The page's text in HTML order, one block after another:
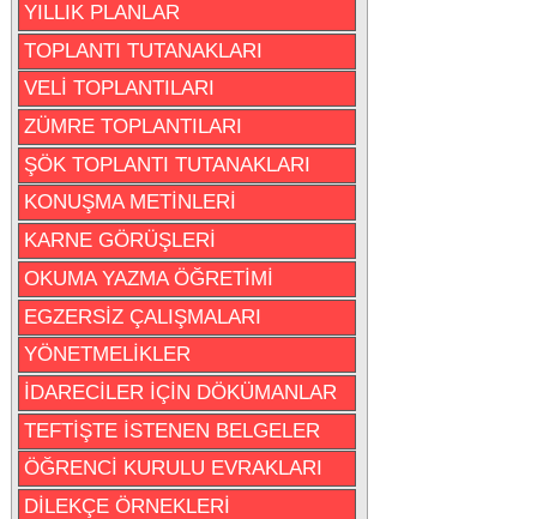
YILLIK PLANLAR
TOPLANTI TUTANAKLARI
VELİ TOPLANTILARI
ZÜMRE TOPLANTILARI
ŞÖK TOPLANTI TUTANAKLARI
KONUŞMA METİNLERİ
KARNE GÖRÜŞLERİ
OKUMA YAZMA ÖĞRETİMİ
EGZERSİZ ÇALIŞMALARI
YÖNETMELİKLER
İDARECİLER İÇİN DÖKÜMANLAR
TEFTİŞTE İSTENEN BELGELER
ÖĞRENCİ KURULU EVRAKLARI
DİLEKÇE ÖRNEKLERİ